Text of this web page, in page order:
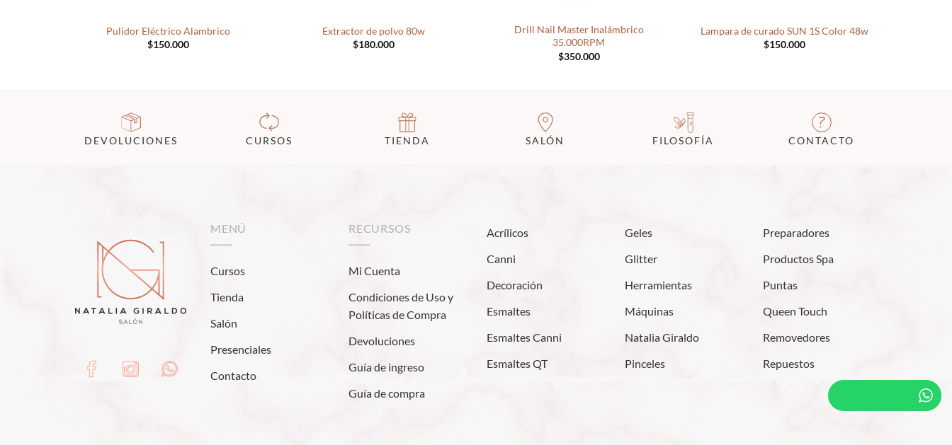
Pulidor Eléctrico Alambrico
$150.000
Extractor de polvo 80w
$180.000
Drill Nail Master Inalámbrico
35.000RPM
$350.000
Lampara de curado SUN 1S Color 48w
$150.000
DEVOLUCIONES CURSOS TIENDA SALÓN FILOSOFÍA CONTACTO
https://www.nataliagiraldosalon.co/
MENÚ
Cursos
Tienda
Salón
Presenciales
Contacto
RECURSOS
Mi Cuenta
Condiciones de Uso y
Políticas de Compra
Devoluciones
Guía de ingreso
Guía de compra
Acrílicos
Canni
Decoración
Esmaltes
Esmaltes Canni
Esmaltes QT
Geles
Glitter
Herramientas
Máquinas
Natalia Giraldo
Pinceles
Preparadores
Productos Spa
Puntas
Queen Touch
Removedores
Repuestos